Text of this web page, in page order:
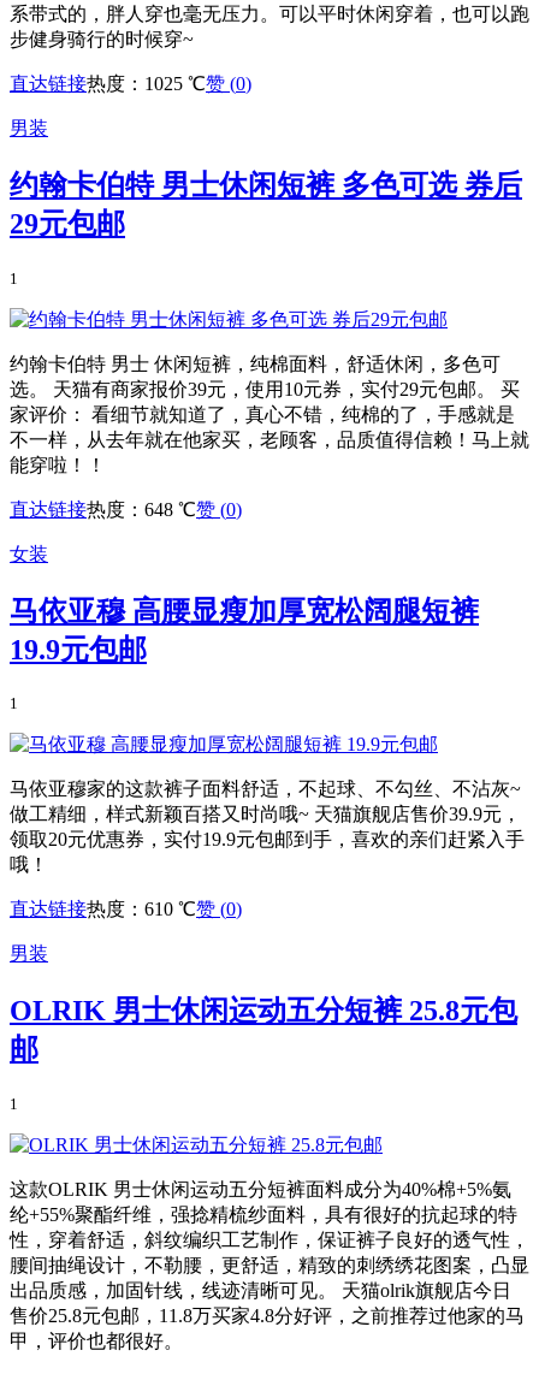
系带式的，胖人穿也毫无压力。可以平时休闲穿着，也可以跑
步健身骑行的时候穿~
直达链接热度：1025 ℃赞 (0)
男装
约翰卡伯特 男士休闲短裤 多色可选 券后
29元包邮
1
约翰卡伯特 男士 休闲短裤，纯棉面料，舒适休闲，多色可
选。 天猫有商家报价39元，使用10元券，实付29元包邮。 买
家评价： 看细节就知道了，真心不错，纯棉的了，手感就是
不一样，从去年就在他家买，老顾客，品质值得信赖！马上就
能穿啦！！
直达链接热度：648 ℃赞 (0)
女装
马依亚穆 高腰显瘦加厚宽松阔腿短裤
19.9元包邮
1
马依亚穆家的这款裤子面料舒适，不起球、不勾丝、不沾灰~
做工精细，样式新颖百搭又时尚哦~ 天猫旗舰店售价39.9元，
领取20元优惠券，实付19.9元包邮到手，喜欢的亲们赶紧入手
哦！
直达链接热度：610 ℃赞 (0)
男装
OLRIK 男士休闲运动五分短裤 25.8元包
邮
1
这款OLRIK 男士休闲运动五分短裤面料成分为40%棉+5%氨
纶+55%聚酯纤维，强捻精梳纱面料，具有很好的抗起球的特
性，穿着舒适，斜纹编织工艺制作，保证裤子良好的透气性，
腰间抽绳设计，不勒腰，更舒适，精致的刺绣绣花图案，凸显
出品质感，加固针线，线迹清晰可见。 天猫olrik旗舰店今日
售价25.8元包邮，11.8万买家4.8分好评，之前推荐过他家的马
甲，评价也都很好。